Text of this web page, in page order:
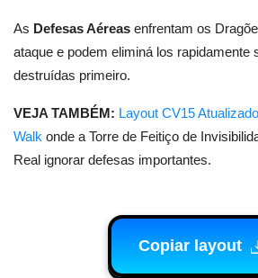
As Defesas Aéreas enfrentam os
ataque e podem eliminá los rapidamente
destruídas primeiro.
VEJA TAMBÉM: Layout CV15
Walk onde a Torre de Feitiço de
Real ignorar defesas importantes.
Copiar layout